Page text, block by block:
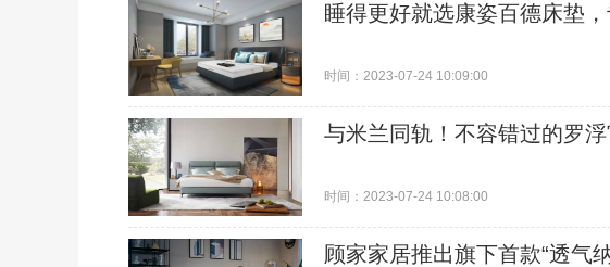
睡得更好就选康姿百德床垫
时间：2023-07-24 10:09:00
与米兰同轨！不容错过的罗浮
时间：2023-07-24 10:08:00
顾家家居推出旗下首款“透气